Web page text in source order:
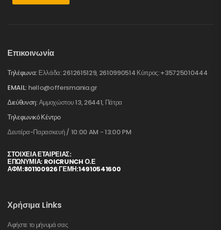
Επικοινωνία
Τηλέφωνα: Ελλάδα: 2612615129, 2610990514 Κύπρος: +35725010444
EMAIL: hello@offersmania.gr
Διεύθυνση:Αμμοχώστου 13, 26441, Πάτρα
Τηλεφωνικό Κέντρο
Δευτέρα-Παρασκευή / 10:00 AM - 13:00 PM
ΣΤΟΙΧΕΊΑ ΕΤΑΙΡΕΊΑΣ:
ΕΠΩΝΥΜΙΑ: ROICRUNCH Ο.Ε
ΑΦΜ:801100926 ΓΕΜΗ:14910541600
Χρήσιμα Links
Αφήστε το μήνυμά σας